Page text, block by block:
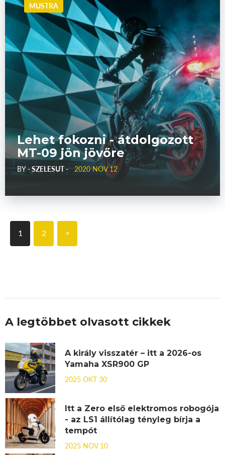
MUSTRA
Lehet fokozni - átdolgozott
MT-09 jön jövőre
BY- SZELESUT - 2020 NOV 12
1 2 >
A legtöbbet olvasott cikkek
A király visszatér – itt a 2026-os
Yamaha XSR900 GP
2025 OKT 30
Itt a Zero első elektromos robogója
- az LS1 állítólag tényleg bírja a
tempót
2025 NOV 10